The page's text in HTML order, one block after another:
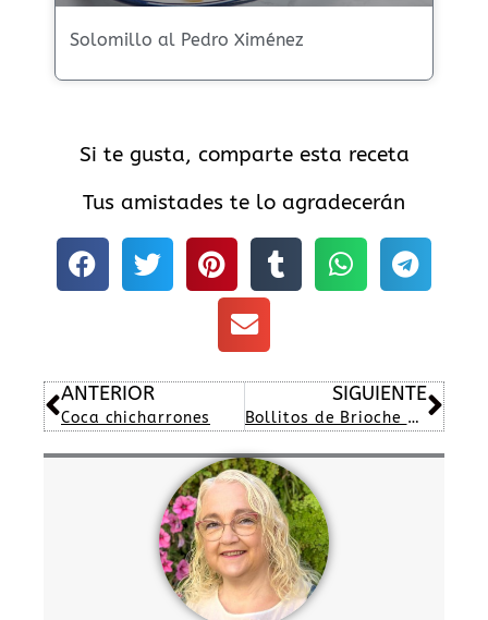
Solomillo al Pedro Ximénez
Si te gusta, comparte esta receta
Tus amistades te lo agradecerán
Ant
ANTERIOR
Coca chicharrones
SIGUIENTE
Bollitos de Brioche con miel y yogur